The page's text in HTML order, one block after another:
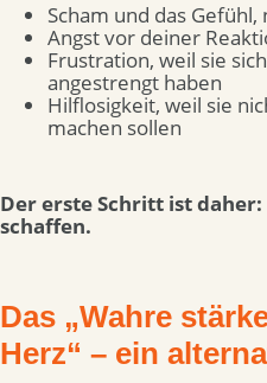
Scham und das
Angst vor deiner
Frustration, weil sie
angestrengt haben
Hilflosigkeit, weil sie
machen sollen
Der erste Schritt ist
schaffen.
Das „Wahre
Herz“ – ein